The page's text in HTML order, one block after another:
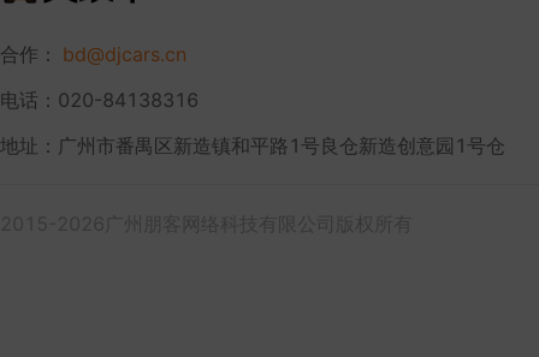
合作： bd@djcars.cn
电话：020-84138316
地址：广州市番禺区新造镇和平路1号良仓新造创意园1号仓